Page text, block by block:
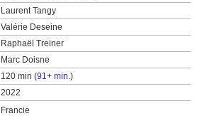
Laurent Tangy
Valérie Deseine
Raphaël Treiner
Marc Doisne
120 min (91+ min.)
2022
Francie